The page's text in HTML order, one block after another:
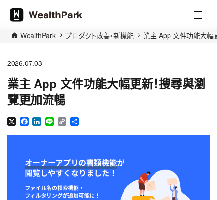
WealthPark プロダクト改善・新機能 業主 App 文件功能大幅
2026.07.03
業主 App 文件功能大幅更新！搜尋與瀏
覽更加流暢
X Facebook
LinkedIn
Line Copy